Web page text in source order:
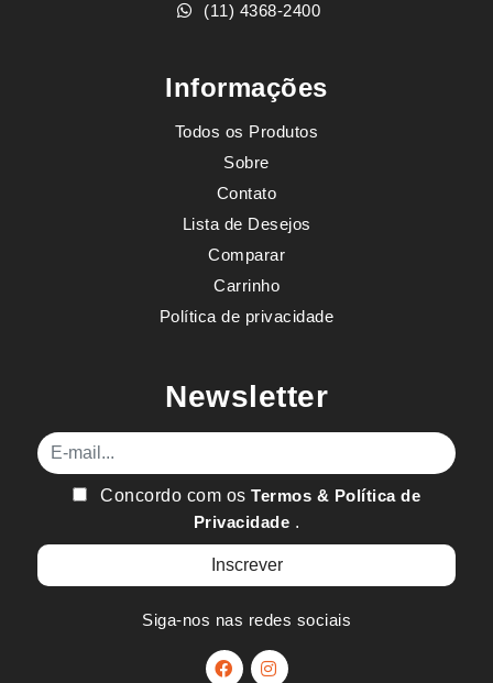
(11) 4368-2400
Informações
Todos os Produtos
Sobre
Contato
Lista de Desejos
Comparar
Carrinho
Política de privacidade
Newsletter
E-mail
Concordo com osTermos & Política de
Privacidade .
Siga-nos nas redes sociais